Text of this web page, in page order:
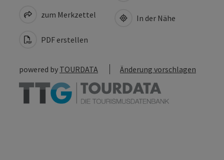
zum Merkzettel
PDF erstellen
In der Nähe
powered by TOURDATA Änderung vorschlagen